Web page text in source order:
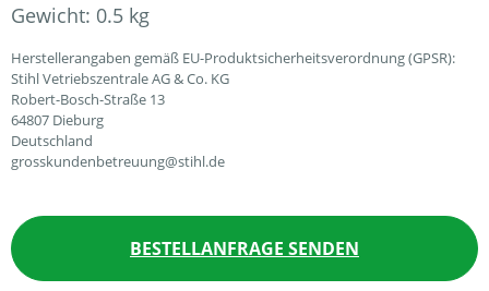
Gewicht: 0.5 kg
Herstellerangaben gemäß EU-Produktsicherheitsverordnung (GPSR):
Stihl Vetriebszentrale AG & Co. KG
Robert-Bosch-Straße 13
64807 Dieburg
Deutschland
grosskundenbetreuung@stihl.de
BESTELLANFRAGE SENDEN